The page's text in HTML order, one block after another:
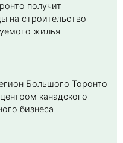
получит
на строительство
жилья
Большого Торонто
канадского
бизнеса